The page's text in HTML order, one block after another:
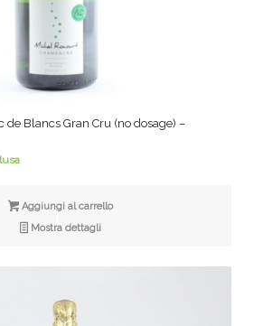
Blancs Gran Cru (no dosage) –
Aggiungi al carrello
Mostra dettagli